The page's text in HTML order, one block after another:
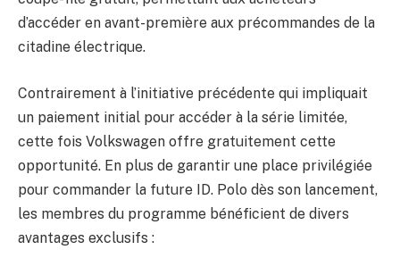
d’accéder en avant-première aux précommandes de la
citadine électrique.
Contrairement à l’initiative précédente qui impliquait
un paiement initial pour accéder à la série limitée,
cette fois Volkswagen offre gratuitement cette
opportunité. En plus de garantir une place privilégiée
pour commander la future ID. Polo dès son lancement,
les membres du programme bénéficient de divers
avantages exclusifs :